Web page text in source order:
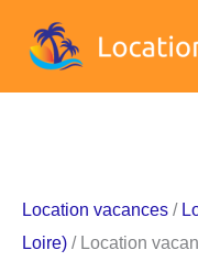
Location vacances /
Loire) / Location